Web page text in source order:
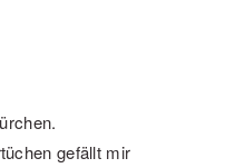
gefällt mir